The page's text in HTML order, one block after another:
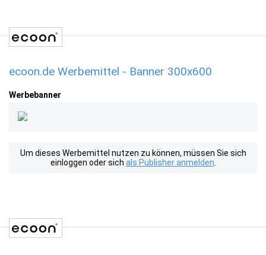
ecoon.de Werbemittel - Banner 300x600
Werbebanner
Um dieses Werbemittel nutzen zu können, müssen Sie sich
einloggen oder sich als Publisher anmelden